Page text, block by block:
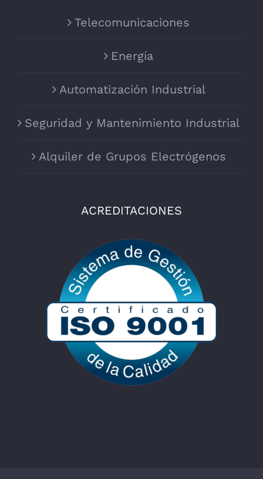
Telecomunicaciones
Energía
Automatización Industrial
Seguridad y Mantenimiento Industrial
Alquiler de Grupos Electrógenos
ACREDITACIONES